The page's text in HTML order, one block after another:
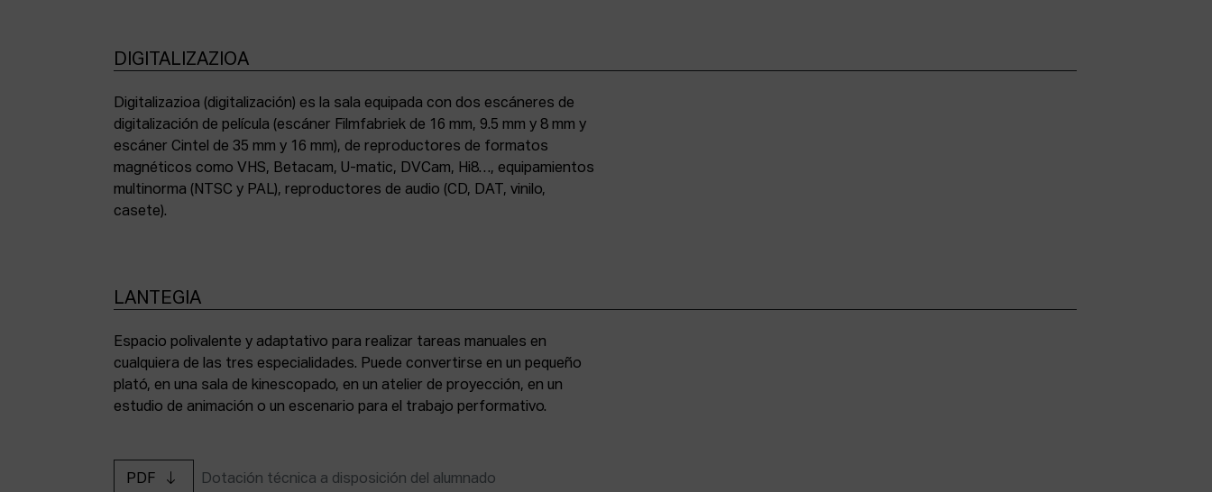
DIGITALIZAZIOA
Digitalizazioa (digitalización) es la sala equipada con dos escáneres de
digitalización de película (escáner Filmfabriek de 16 mm, 9.5 mm y 8 mm y
escáner Cintel de 35 mm y 16 mm), de reproductores de formatos
magnéticos como VHS, Betacam, U-matic, DVCam, Hi8…, equipamientos
multinorma (NTSC y PAL), reproductores de audio (CD, DAT, vinilo,
casete).
LANTEGIA
Espacio polivalente y adaptativo para realizar tareas manuales en
cualquiera de las tres especialidades. Puede convertirse en un pequeño
plató, en una sala de kinescopado, en un atelier de proyección, en un
estudio de animación o un escenario para el trabajo performativo.
PDF Dotación técnica a disposición del alumnado